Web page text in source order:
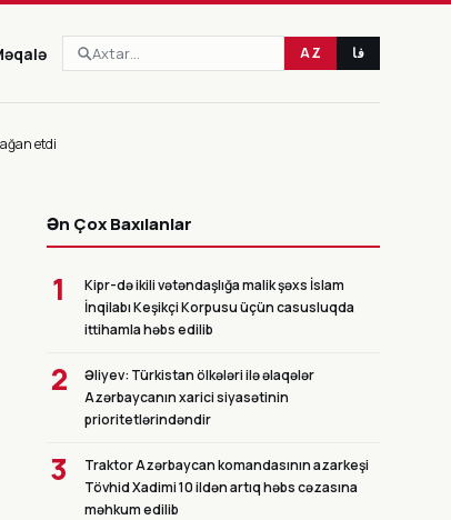
AZ فا
etdi
Ən Çox Baxılanlar
1
Kipr-də ikili vətəndaşlığa malik şəxs İslam
İnqilabı Keşikçi Korpusu üçün casusluqda
ittihamla həbs edilib
2
Əliyev: Türkistan ölkələri ilə əlaqələr
Azərbaycanın xarici siyasətinin
prioritetlərindəndir
3
Traktor Azərbaycan komandasının azarkeşi
Tövhid Xadimi 10 ildən artıq həbs cəzasına
məhkum edilib